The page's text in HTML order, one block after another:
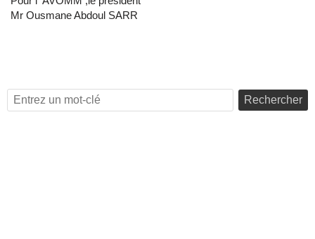
Mr Ousmane Abdoul SARR
Rechercher